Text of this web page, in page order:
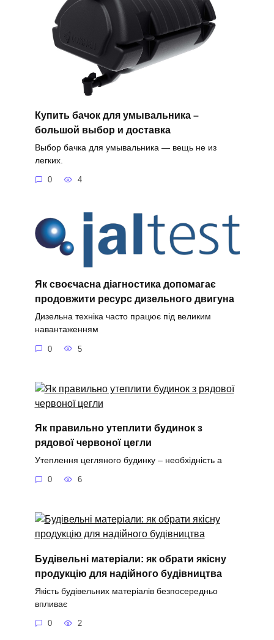
Купить бачок для умывальника –
большой выбор и доставка
Выбор бачка для умывальника — вещь не из
легких.
0 4
Як своєчасна діагностика допомагає
продовжити ресурс дизельного двигуна
Дизельна техніка часто працює під великим
навантаженням
0 5
Як правильно утеплити будинок з
рядової червоної цегли
Утеплення цегляного будинку – необхідність а
0 6
Будівельні матеріали: як обрати якісну
продукцію для надійного будівництва
Якість будівельних матеріалів безпосередньо
впливає
0 2